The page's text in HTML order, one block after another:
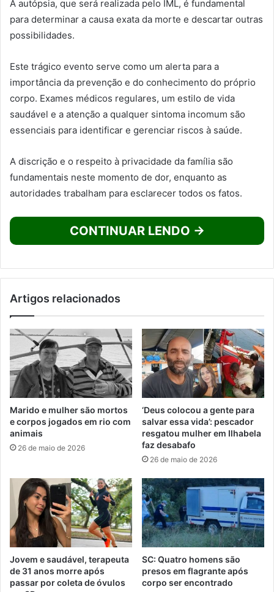
A autópsia, que será realizada pelo IML, é fundamental
para determinar a causa exata da morte e descartar outras
possibilidades.
Este trágico evento serve como um alerta para a
importância da prevenção e do conhecimento do próprio
corpo. Exames médicos regulares, um estilo de vida
saudável e a atenção a qualquer sintoma incomum são
essenciais para identificar e gerenciar riscos à saúde.
A discrição e o respeito à privacidade da família são
fundamentais neste momento de dor, enquanto as
autoridades trabalham para esclarecer todos os fatos.
CONTINUAR LENDO →
Artigos relacionados
Marido e mulher são mortos
e corpos jogados em rio com
animais
26 de maio de 2026
‘Deus colocou a gente para
salvar essa vida’: pescador
resgatou mulher em Ilhabela
faz desabafo
26 de maio de 2026
Jovem e saudável, terapeuta
de 31 anos morre após
passar por coleta de óvulos
SC: Quatro homens são
presos em flagrante após
corpo ser encontrado